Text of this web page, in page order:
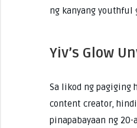
ng kanyang youthful
Yiv’s Glow
Sa likod ng pagiging
content creator,
pinapabayaan ng 20-